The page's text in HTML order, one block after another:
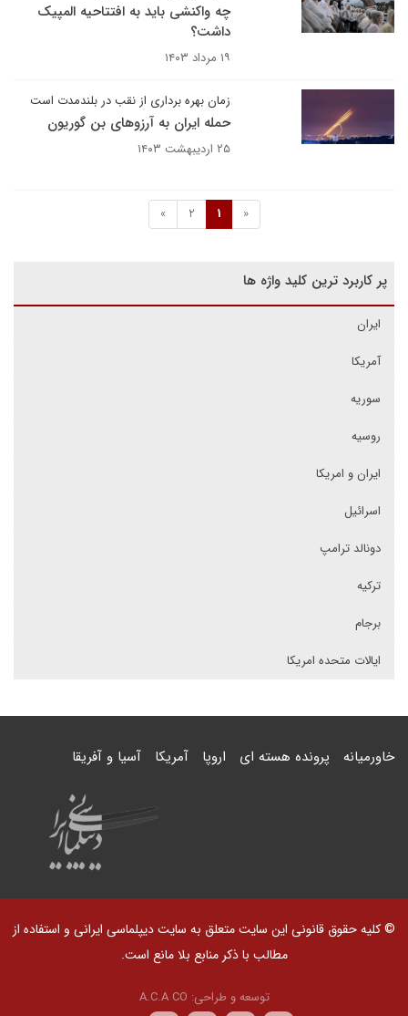
چه واکنشی باید به افتتاحیه المپیک
داشت؟
۱۹ مرداد ۱۴۰۳
زمان بهره برداری از نقب در بلندمدت است
حمله ایران به آرزوهای بن گوریون
۲۵ اردیبهشت ۱۴۰۳
«
1
2
»
پر کاربرد ترین کلید واژه ها
ایران
آمریکا
سوریه
روسیه
ایران و امریکا
اسرائیل
دونالد ترامپ
ترکیه
برجام
ایالات متحده امریکا
خاورمیانه پرونده هسته ای اروپا آمریکا آسیا و آفریقا
© کلیه حقوق قانونی این سایت متعلق به سایت دیپلماسی ایرانی و استفاده از
مطالب با ذکر منابع بلا مانع است.
توسعه و طراحی: A.C.A CO